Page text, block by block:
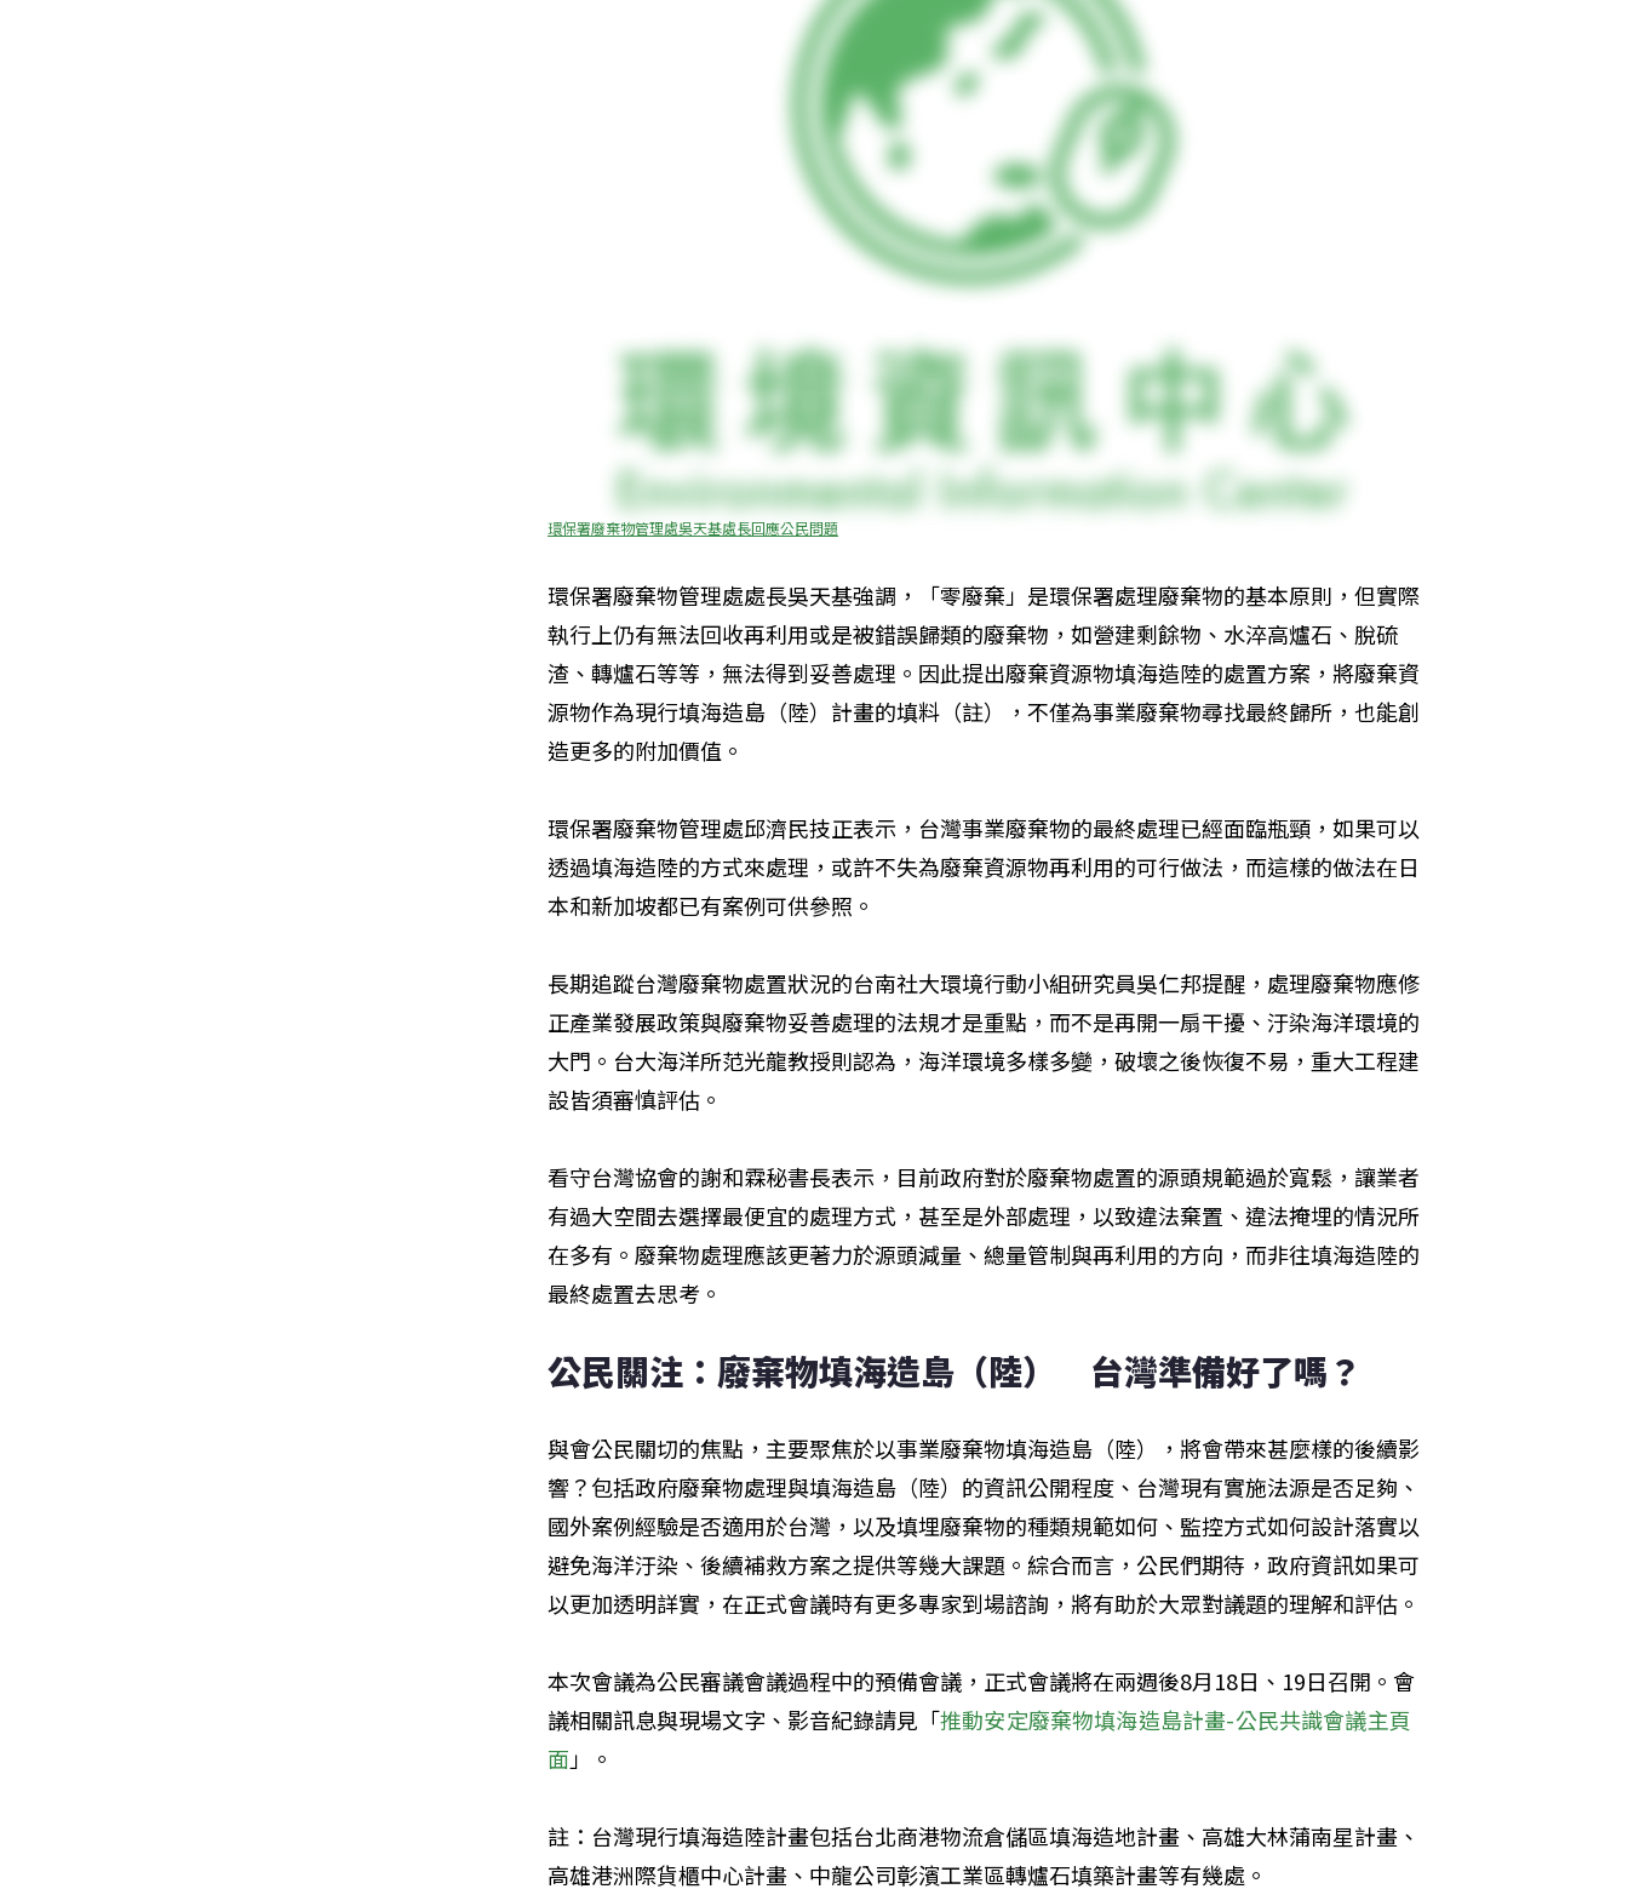
環保署廢棄物管理處吳天基處長回應公民問題
環保署廢棄物管理處處長吳天基強調，「零廢棄」是環保署處理廢棄物的基本原則，但實際
執行上仍有無法回收再利用或是被錯誤歸類的廢棄物，如營建剩餘物、水淬高爐石、脫硫
渣、轉爐石等等，無法得到妥善處理。因此提出廢棄資源物填海造陸的處置方案，將廢棄資
源物作為現行填海造島（陸）計畫的填料（註），不僅為事業廢棄物尋找最終歸所，也能創
造更多的附加價值。
環保署廢棄物管理處邱濟民技正表示，台灣事業廢棄物的最終處理已經面臨瓶頸，如果可以
透過填海造陸的方式來處理，或許不失為廢棄資源物再利用的可行做法，而這樣的做法在日
本和新加坡都已有案例可供參照。
長期追蹤台灣廢棄物處置狀況的台南社大環境行動小組研究員吳仁邦提醒，處理廢棄物應修
正產業發展政策與廢棄物妥善處理的法規才是重點，而不是再開一扇干擾、汙染海洋環境的
大門。台大海洋所范光龍教授則認為，海洋環境多樣多變，破壞之後恢復不易，重大工程建
設皆須審慎評估。
看守台灣協會的謝和霖秘書長表示，目前政府對於廢棄物處置的源頭規範過於寬鬆，讓業者
有過大空間去選擇最便宜的處理方式，甚至是外部處理，以致違法棄置、違法掩埋的情況所
在多有。廢棄物處理應該更著力於源頭減量、總量管制與再利用的方向，而非往填海造陸的
最終處置去思考。
公民關注：廢棄物填海造島（陸）　台灣準備好了嗎？
與會公民關切的焦點，主要聚焦於以事業廢棄物填海造島（陸），將會帶來甚麼樣的後續影
響？包括政府廢棄物處理與填海造島（陸）的資訊公開程度、台灣現有實施法源是否足夠、
國外案例經驗是否適用於台灣，以及填埋廢棄物的種類規範如何、監控方式如何設計落實以
避免海洋汙染、後續補救方案之提供等幾大課題。綜合而言，公民們期待，政府資訊如果可
以更加透明詳實，在正式會議時有更多專家到場諮詢，將有助於大眾對議題的理解和評估。
本次會議為公民審議會議過程中的預備會議，正式會議將在兩週後8月18日、19日召開。會
議相關訊息與現場文字、影音紀錄請見「推動安定廢棄物填海造島計畫-公民共識會議主頁
面」。
註：台灣現行填海造陸計畫包括台北商港物流倉儲區填海造地計畫、高雄大林蒲南星計畫、
高雄港洲際貨櫃中心計畫、中龍公司彰濱工業區轉爐石填築計畫等有幾處。